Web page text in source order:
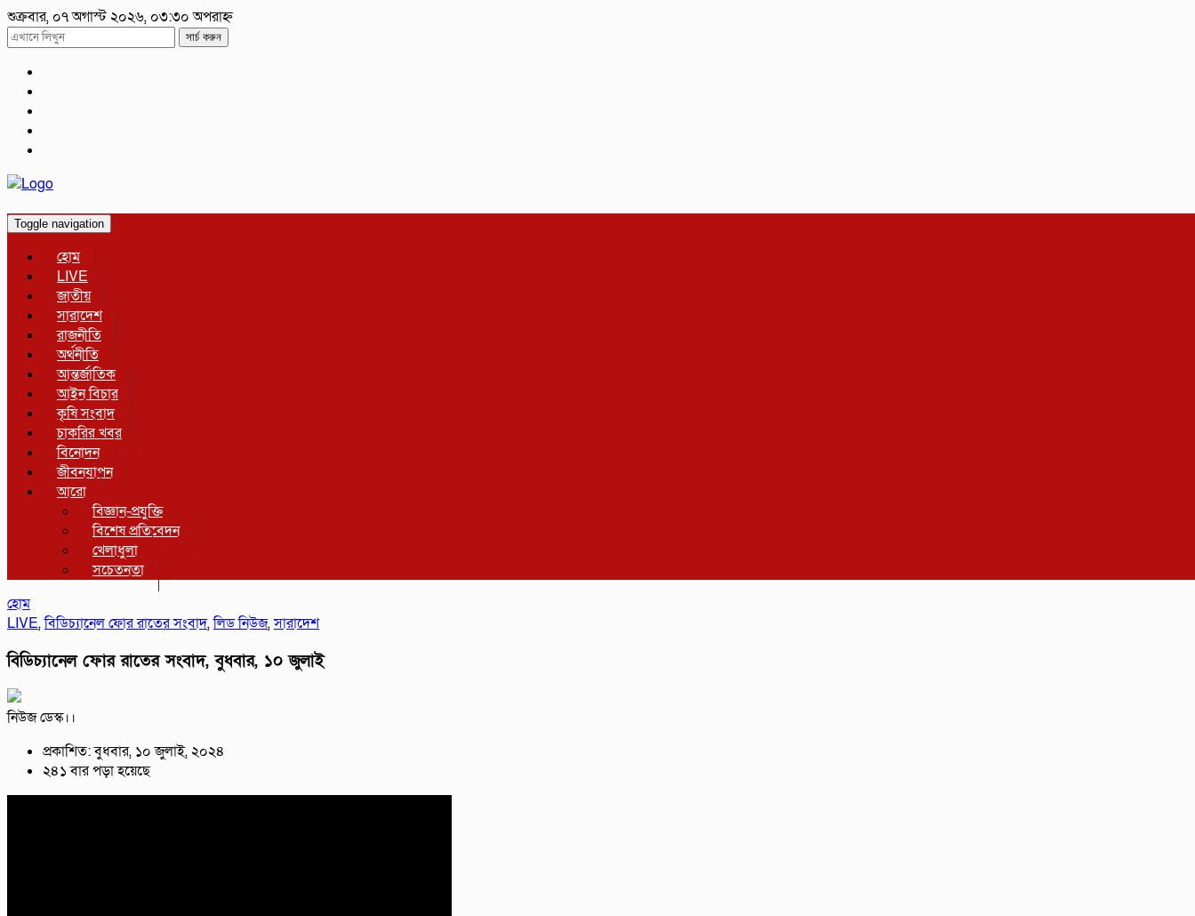
শুক্রবার, ০৭ অগাস্ট ২০২৬, ০৩:৩০ অপরাহ্ন
সার্চ করুন
Toggle navigation
হোম
LIVE
জাতীয়
সারাদেশ
রাজনীতি
অর্থনীতি
আন্তর্জাতিক
আইন বিচার
কৃষি সংবাদ
চাকরির খবর
বিনোদন
জীবনযাপন
আরো
বিজ্ঞান-প্রযুক্তি
বিশেষ প্রতিবেদন
খেলাধুলা
সচেতনতা
হোম
LIVE,বিডিচ্যানেল ফোর রাতের সংবাদ,লিড নিউজ,সারাদেশ
বিডিচ্যানেল ফোর রাতের সংবাদ, বুধবার, ১০ জুলাই
নিউজ ডেস্ক।।
প্রকাশিত: বুধবার, ১০ জুলাই, ২০২৪
২৪১ বার পড়া হয়েছে